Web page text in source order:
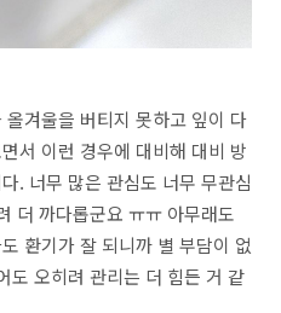
겨울을 버티지 못하고 잎이 다
서 이런 경우에 대비해 대비 방
. 너무 많은 관심도 너무 무관심
더 까다롭군요 ㅠㅠ 아무래도
환기가 잘 되니까 별 부담이 없
도 오히려 관리는 더 힘든 거 같